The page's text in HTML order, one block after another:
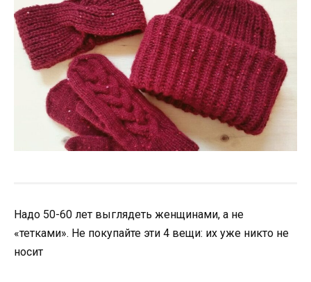
Надо 50-60 лет выглядеть женщинами, а не
«тетками». Не покупайте эти 4 вещи: их уже никто не
носит